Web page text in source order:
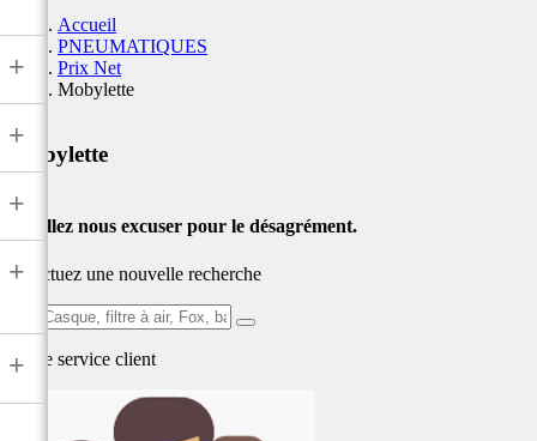
+
+
+
+
+
Accueil
PNEUMATIQUES
Prix Net
Mobylette
Mobylette
Veuillez nous excuser pour le désagrément.
Effectuez une nouvelle recherche
Ex:
Notre service client